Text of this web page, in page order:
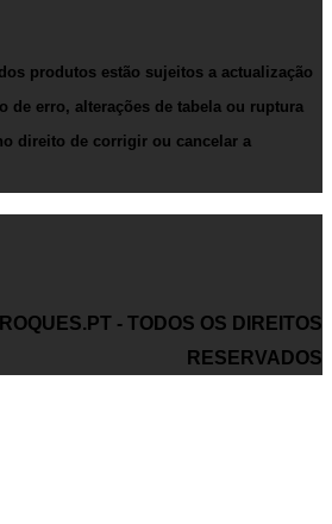
produtos estão sujeitos a actualização
de erro, alterações de tabela ou ruptura
direito de corrigir ou cancelar a
- TODOS OS DIREITOS
RESERVADOS